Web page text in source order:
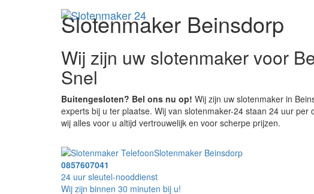
Slotenmaker Beinsdorp
Wij zijn uw slotenmaker voor
Snel
Buitengesloten? Bel ons nu op! Wij zijn uw slotenmaker in
experts bij u ter plaatse. Wij van slotenmaker-24 staan 24 uur
wij alles voor u altijd vertrouwelijk en voor scherpe prijzen.
Slotenmaker Beinsdorp
0857607041
24 uur sleutel-nooddienst
Wij zijn binnen 30 minuten bij u!